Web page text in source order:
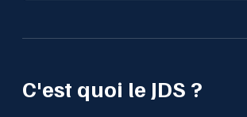
C'est quoi le JDS ?